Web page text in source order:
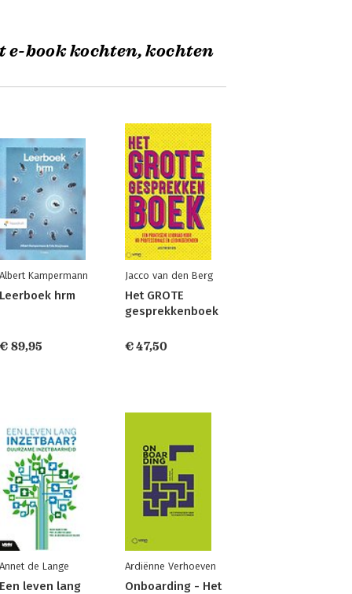
e-book kochten, kochten
Albert Kampermann
Leerboek hrm
€ 89,95
Jacco van den Berg
Het GROTE
gesprekkenboek
€ 47,50
Annet de Lange
Een leven lang
Ardiënne Verhoeven
Onboarding - Het